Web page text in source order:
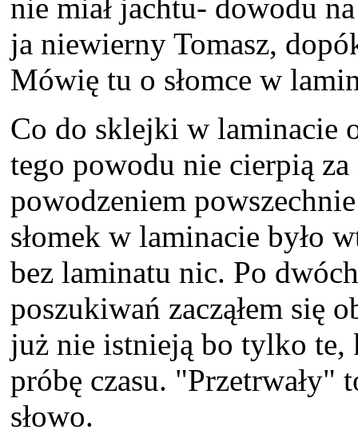
nie miał jachtu- dowodu
ja niewierny Tomasz,
Mówię tu o słomce w
Co do sklejki w laminacie
tego powodu nie cierpią
powodzeniem
słomek w laminacie było
bez laminatu nic. Po
poszukiwań zacząłem się
już nie istnieją bo tylko te,
próbę czasu. "Przetrwały"
słowo.